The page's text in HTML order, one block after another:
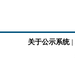
关于公示系统|